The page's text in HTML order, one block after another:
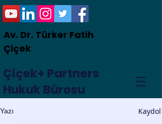
Av. Dr. Türker Fatih
Çiçek
Çiçek+ Partners
Hukuk Bürosu
Yazı Kaydol